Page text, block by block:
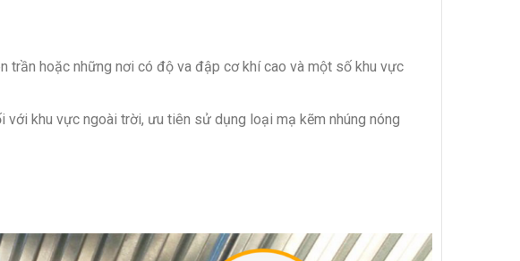
trần hoặc những nơi có độ va đập cơ khí cao và một số khu vực
khu vực ngoài trời, ưu tiên sử dụng loại mạ kẽm nhúng nóng